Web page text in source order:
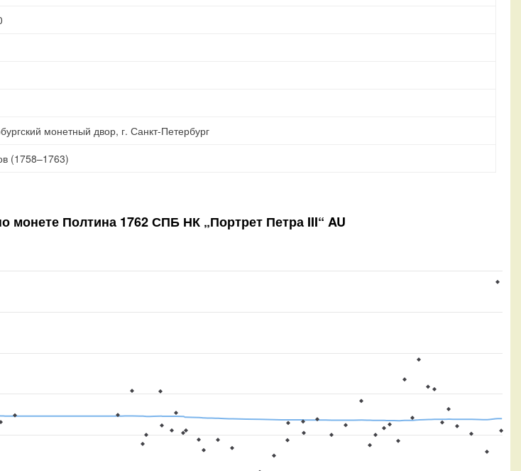
монетный двор, г. Санкт-Петербург
(1758–1763)
монете Полтина 1762 СПБ НК „Портрет Петра III“ AU